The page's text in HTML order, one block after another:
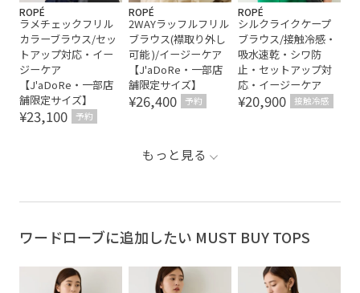
ROPÉ
ラメチェックフリル
カラーブラウス/セッ
トアップ対応・イー
ジーケア
【J'aDoRe・一部店
舗限定サイズ】
¥23,100 予約
ROPÉ
2WAYラッフルフリル
ブラウス(襟取り外し
可能 )/イージーケア
【J'aDoRe・一部店
舗限定サイズ】
¥26,400 予約
ROPÉ
シルクライクケープ
ブラウス/接触冷感・
吸水速乾・シワ防
止・セットアップ対
応・イージーケア
¥20,900 接触冷感
もっと見る
ワードローブに追加したい MUST BUY TOPS